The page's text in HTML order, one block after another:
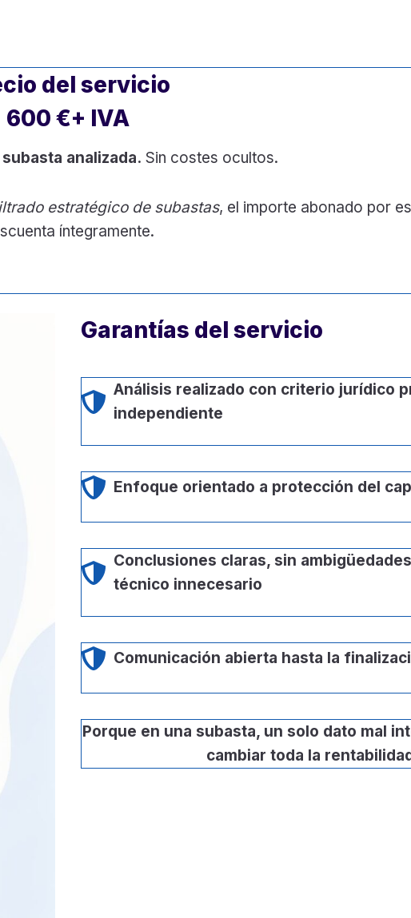
del servicio
600 €+ IVA
analizada. Sin costes ocultos.
estratégico de subastas, el importe abonado por
íntegramente.
Garantías del servicio
Análisis realizado con criterio jurídico
independiente
Enfoque orientado a protección del
Conclusiones claras, sin
técnico innecesario
Comunicación abierta hasta la
Porque en una subasta, un solo dato mal
cambiar toda la